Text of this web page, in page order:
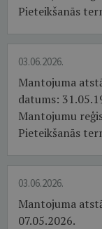
Pieteikšanās
03.06.2026.
Mantojuma
datums:
Mantojumu
Pieteikšanās
03.06.2026.
Mantojuma
07.05.2026.